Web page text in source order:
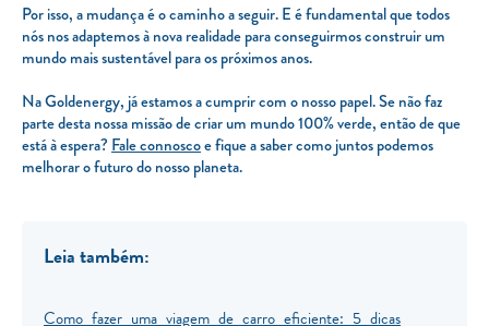
Por isso, a mudança é o caminho a seguir. E é fundamental que todos
nós nos adaptemos à nova realidade para conseguirmos construir um
mundo mais sustentável para os próximos anos.
Na Goldenergy, já estamos a cumprir com o nosso papel. Se não faz
parte desta nossa missão de criar um mundo 100% verde, então de que
está à espera?Fale connoscoe fique a saber como juntos podemos
melhorar o futuro do nosso planeta.
Leia também:
Como fazer uma viagem de carro eficiente: 5 dicas